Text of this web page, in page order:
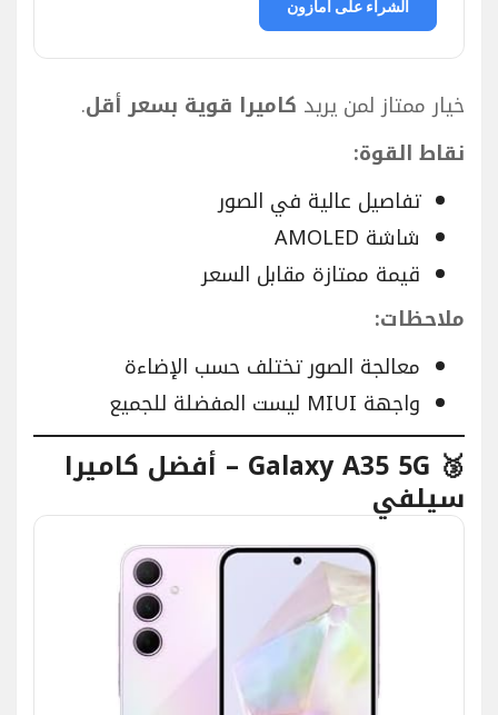
الشراء على أمازون
خيار ممتاز لمن يريد كاميرا قوية بسعر أقل.
نقاط القوة:
تفاصيل عالية في الصور
شاشة AMOLED
قيمة ممتازة مقابل السعر
ملاحظات:
معالجة الصور تختلف حسب الإضاءة
واجهة MIUI ليست المفضلة للجميع
🥉 Galaxy A35 5G – أفضل كاميرا
سيلفي